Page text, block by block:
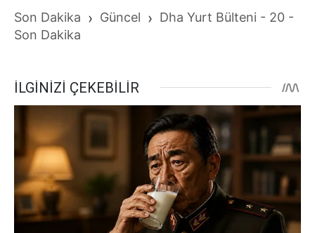
Son Dakika › Güncel › Dha Yurt Bülteni - 20 -
Son Dakika